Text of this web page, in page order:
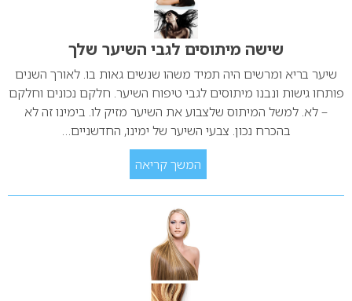
שישה מיתוסים לגבי השיער שלך
שיער בריא ומרשים היה תמיד משהו שנשים גאות בו. לאורך השנים
פותחו גישות ונבנו מיתוסים לגבי טיפוח השיער. חלקם נכונים וחלקם
– לא. למשל המיתוס שלצבוע את השיער מזיק לו. בימינו זה לא
בהכרח נכון. צבעי השיער של ימינו, החדשניים…
המשך קריאה